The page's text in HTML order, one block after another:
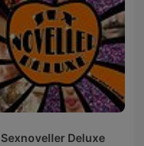
Sexnoveller Deluxe